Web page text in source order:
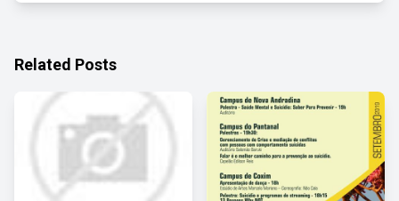
Related Posts